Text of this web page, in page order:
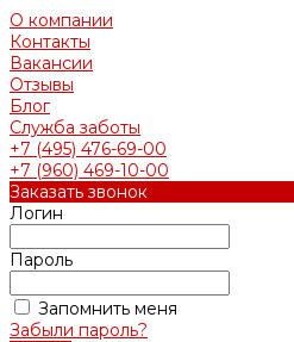
О компании
Контакты
Вакансии
Отзывы
Блог
Служба заботы
+7 (495) 476-69-00
+7 (960) 469-10-00
Заказать звонок
Логин
Пароль
Запомнить меня
Забыли пароль?